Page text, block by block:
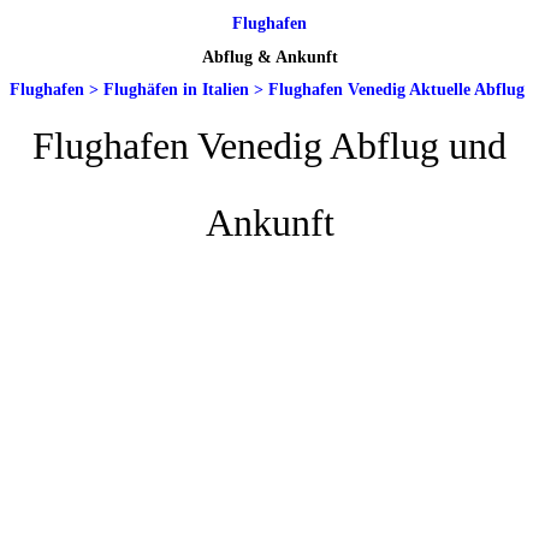
Flughafen
Abflug & Ankunft
Flughafen > Flughäfen in Italien > Flughafen Venedig Aktuelle Abflug
Flughafen Venedig Abflug und
Ankunft